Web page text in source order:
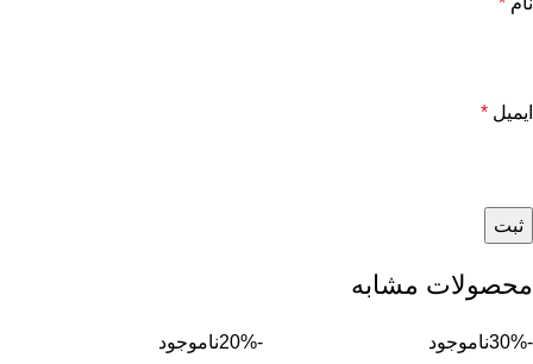
ایمیل *
محصولات مشابه
-30% ناموجود -20% ناموجود